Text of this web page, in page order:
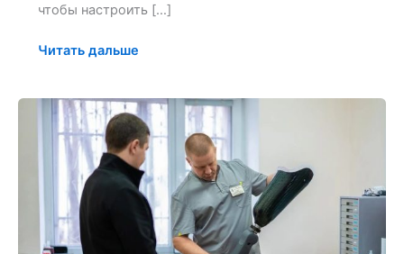
чтобы настроить […]
Читать дальше
Почетные
гости
Жемчужине
Югры.